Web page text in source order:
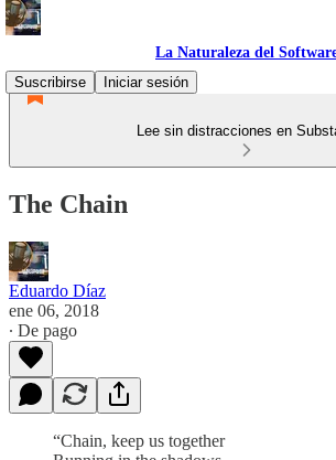
La Naturaleza del
Suscribirse
Iniciar sesión
Lee sin distracciones en
The Chain
Eduardo Díaz
ene 06, 2018
∙ De pago
“Chain, keep us together